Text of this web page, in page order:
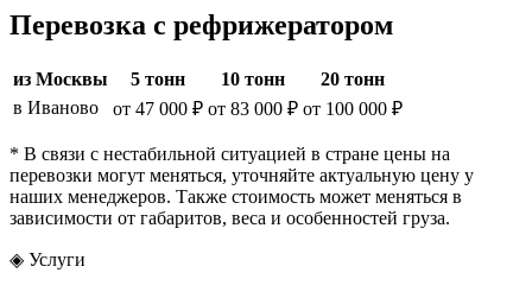
Перевозка с рефрижератором
из Москвы 5 тонн 10 тонн
20 тонн
в Иваново
от 47 000 ₽ от 83 000 ₽ от 100 000 ₽
* В связи с нестабильной ситуацией в стране цены на
перевозки могут меняться, уточняйте актуальную цену у
наших менеджеров. Также стоимость может меняться в
зависимости от габаритов, веса и особенностей груза.
◈ Услуги